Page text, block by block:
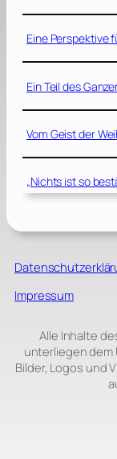
Eine Perspektive
Ein Teil des
Vom Geist der
„Nichts ist so
Impressum
Alle Inhalte
unterliegen dem
Bilder, Logos und